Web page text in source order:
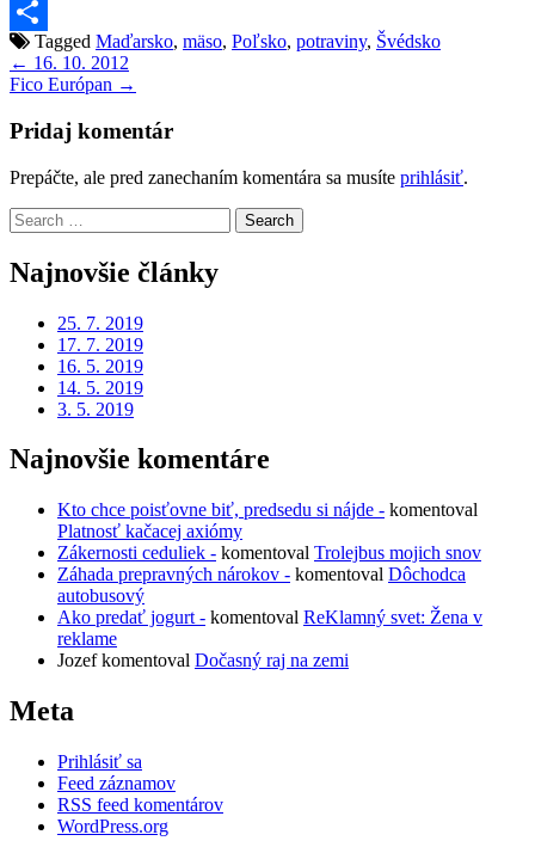
ShareTagged Maďarsko, mäso, Poľsko, potraviny, Švédsko
Navigácia
v
článku
← 16. 10. 2012
Fico Európan →
Pridaj komentár
Prepáčte, ale pred zanechaním komentára sa musíte prihlásiť.
Search
for:
Najnovšie články
25. 7. 2019
17. 7. 2019
16. 5. 2019
14. 5. 2019
3. 5. 2019
Najnovšie komentáre
Kto chce poisťovne biť, predsedu si nájde - komentoval
Platnosť kačacej axiómy
Zákernosti ceduliek - komentoval Trolejbus mojich snov
Záhada prepravných nárokov - komentoval Dôchodca
autobusový
Ako predať jogurt - komentoval ReKlamný svet: Žena v
reklame
Jozefkomentoval Dočasný raj na zemi
Meta
Prihlásiť sa
Feed záznamov
RSS feed komentárov
WordPress.org